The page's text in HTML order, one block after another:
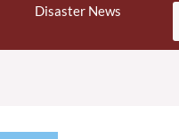
Disaster News